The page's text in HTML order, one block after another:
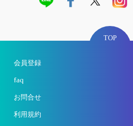
TOP
会員登録
faq
お問合せ
利用規約